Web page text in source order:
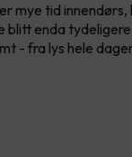
mye tid
enda
- fra lys hele